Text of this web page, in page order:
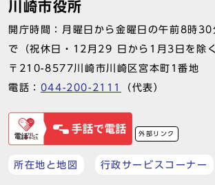
川崎市役所
開庁時間：月曜日から金曜日の午前8時
で（祝休日・12月29 日から1月3日を除く
〒210-8577川崎市川崎区宮本町1番地
電話： 044-200-2111 （代表）
外部リンク
所在地と地図 行政サービスコーナー